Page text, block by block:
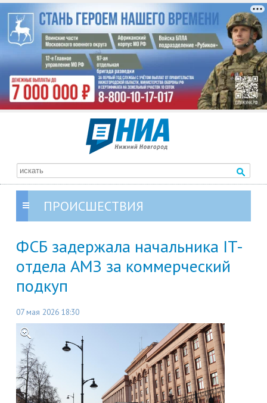
ПРОИСШЕСТВИЯ
ФСБ задержала начальника IT-
отдела АМЗ за коммерческий
подкуп
07 мая 2026 18:30